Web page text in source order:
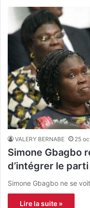
VALERY BERNABE 25
Simone Gbagbo
d’intégrer le
Simone Gbagbo ne se
Lire la suite »